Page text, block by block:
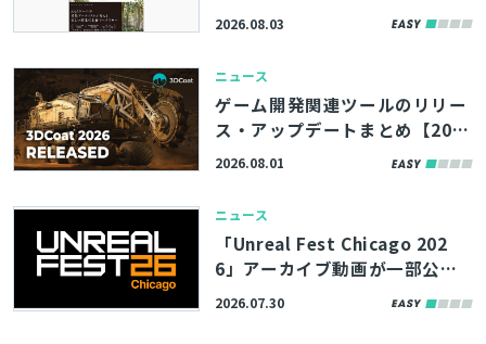
籍『ゲーム背景のための植生環
2026.08.03
ニュース
ゲーム開発関連ツールのリリー
ス・アップデートまとめ【202
6/8/1】
2026.08.01
ニュース
「Unreal Fest Chicago 202
6」アーカイブ動画が一部公
開。UE5.8の新機能やバージョ
2026.07.30